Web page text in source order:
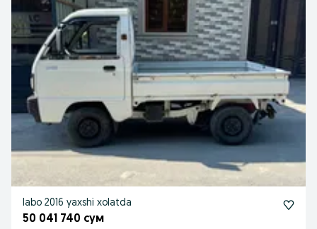
labo 2016 yaxshi xolatda
50 041 740 сум